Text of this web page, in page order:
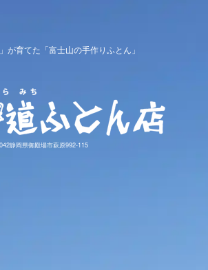
が育てた「富士山の手作りふとん」
静岡県御殿場市萩原992-115